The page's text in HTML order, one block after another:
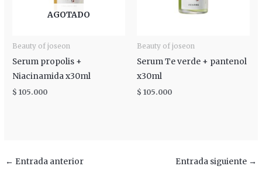
AGOTADO
Beauty of joseon
Serum propolis +
Niacinamida x30ml
$ 105.000
Beauty of joseon
Serum Te verde + pantenol
x30ml
$ 105.000
← Entrada anterior Entrada siguiente →